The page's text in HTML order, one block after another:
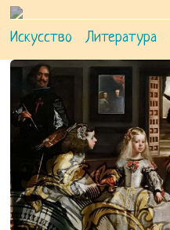
Искусство Литература